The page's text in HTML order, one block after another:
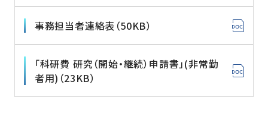
事務担当者連絡表（50KB）
「科研費 研究（開始・継続）申請書」(非常勤
者用)（23KB）